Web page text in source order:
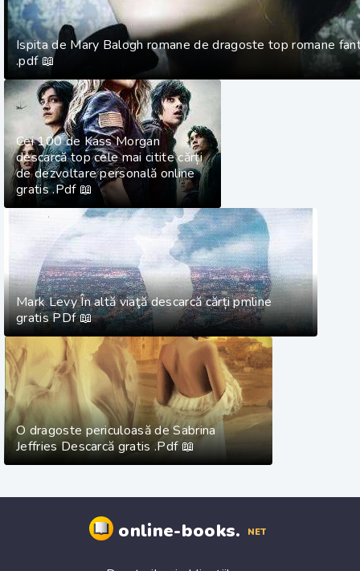
Ispita de Mary Balogh romane de dragoste top romane
.pdf 📖
Cei 100 de Kass Morgan
descarcă top cele mai citite cărți
de dezvoltare personală online
gratis .Pdf 📖
Mark Levy În altă viaţă descarcă cărți pmline
gratis PDf 📖
O dragoste periculoasă de Sabrina
Jeffries Descarcă gratis .Pdf 📖
online-books. NET